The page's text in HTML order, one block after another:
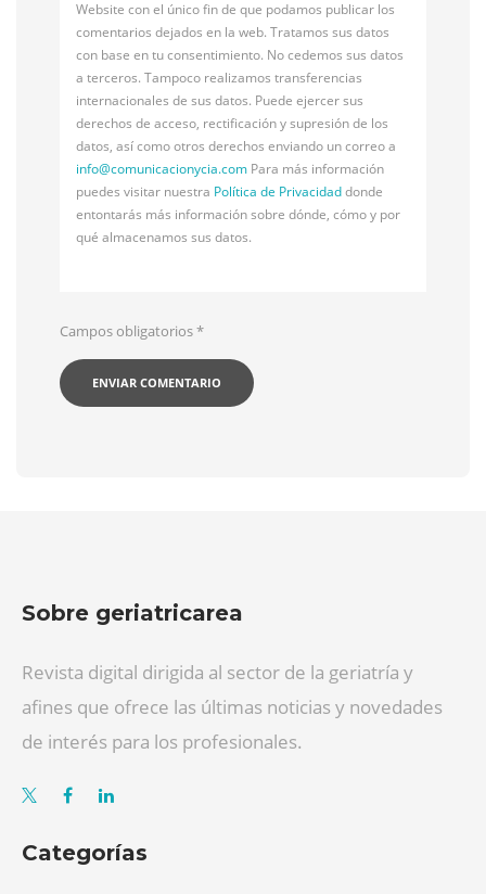
Website con el único fin de que podamos publicar los
comentarios dejados en la web. Tratamos sus datos
con base en tu consentimiento. No cedemos sus datos
a terceros. Tampoco realizamos transferencias
internacionales de sus datos. Puede ejercer sus
derechos de acceso, rectificación y supresión de los
datos, así como otros derechos enviando un correo a
info@comunicacionycia.com Para más información
puedes visitar nuestra Política de Privacidaddonde
entontarás más información sobre dónde, cómo y por
qué almacenamos sus datos.
Campos obligatorios*
Sobre geriatricarea
Revista digital dirigida al sector de la geriatría y
afines que ofrece las últimas noticias y novedades
de interés para los profesionales.
Categorías